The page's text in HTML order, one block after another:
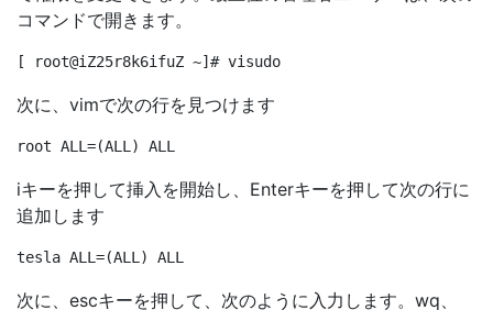
コマンドで開きます。
次に、vimで次の行を見つけます
iキーを押して挿入を開始し、Enterキーを押して次の行に
追加します
次に、escキーを押して、次のように入力します。wq、